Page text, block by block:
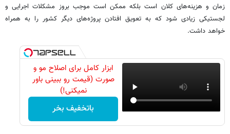
زمان و هزینه‌های کلان است بلکه ممکن است موجب بروز مشکلات اجرایی و
لجستیکی زیادی شود که به تعویق افتادن پروژه‌های دیگر کشور را به همراه
خواهد داشت.
ابزار کامل برای اصلاح مو و
صورت (قیمت رو ببینی باور
نمیکنی!)
باتخفیف بخر